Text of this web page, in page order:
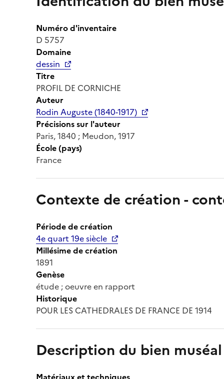
Numéro d'inventaire
D 5757
Domaine
dessin
Titre
PROFIL DE CORNICHE
Auteur
Rodin Auguste (1840-1917)
Précisions sur l'auteur
Paris, 1840 ; Meudon, 1917
École (pays)
France
Contexte de création -
Période de création
4e quart 19e siècle
Millésime de création
1891
Genèse
étude ; oeuvre en rapport
Historique
POUR LES CATHEDRALES DE FRANCE DE 1914
Description du bien muséal